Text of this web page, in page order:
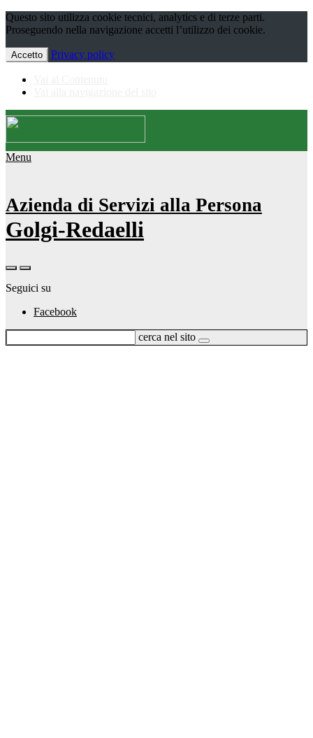
Questo sito utilizza cookie tecnici, analytics e di terze parti.
Proseguendo nella navigazione accetti l’utilizzo dei cookie.
Accetto Privacy policy
Menu
Azienda di Servizi alla Persona
Golgi-Redaelli
Seguici su
Facebook
cerca nel sito